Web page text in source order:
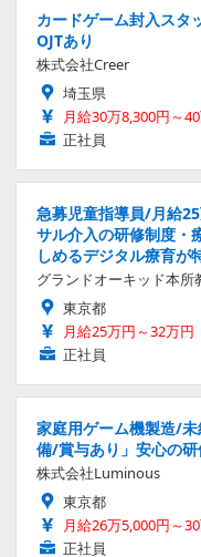
カードゲーム封入ス
OJTあり
株式会社Creer
埼玉県
月給30万8,300円～
正社員
急募児童指導員/月給
サル介入の研修制度・
しめるデジタル療育が
グランドオーキッド本所
東京都
月給25万円～32万円
正社員
家庭用ゲーム機製造/
備/賞与あり」安心の
株式会社Luminous
東京都
月給26万5,000円～
正社員